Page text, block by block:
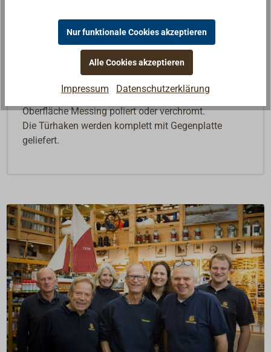
Beschreibung
Ausführung, komplett mit Gegenplatte.
Oberfläche Messing poliert oder verchromt.
Die Türhaken werden komplett mit Gegenplatte
geliefert.
Nur funktionale Cookies akzeptieren
Alle Cookies akzeptieren
Impressum Datenschutzerklärung